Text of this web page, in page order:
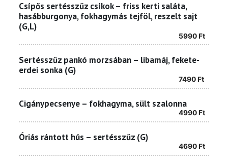
Csípős sertésszűz csíkok – friss kerti saláta,
hasábburgonya, fokhagymás tejföl, reszelt sajt
(G,L)
5990Ft
Sertésszűz pankó morzsában – libamáj, fekete-
erdei sonka (G)
7490Ft
Cigánypecsenye – fokhagyma, sült szalonna
4990Ft
Óriás rántott hús – sertésszűz (G)
4690Ft